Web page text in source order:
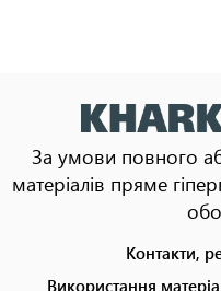
За умови повного
матеріалів пряме
Контакти,
Використання